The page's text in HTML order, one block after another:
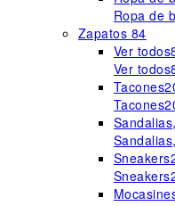
Ropa de
Zapatos 84
Ver todos
Ver todos
Tacones
Tacones
Sneakers
Sneakers